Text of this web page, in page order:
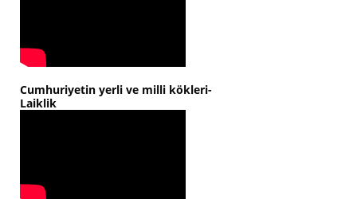
Cumhuriyetin yerli ve milli kökleri-
Laiklik